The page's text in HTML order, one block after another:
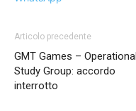
Articolo precedente
GMT Games – Operational
Study Group: accordo
interrotto